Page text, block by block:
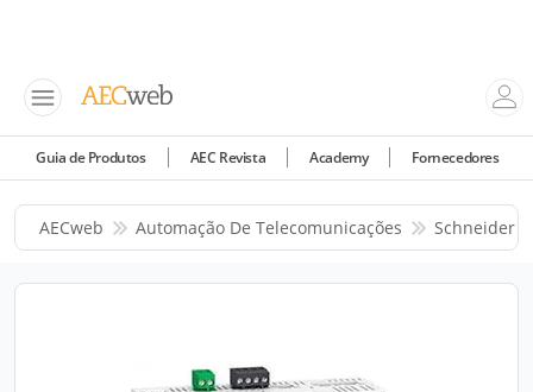
Guia de Produtos AEC Revista Academy Fornecedores
AECweb Automação De Telecomunicações Schneider